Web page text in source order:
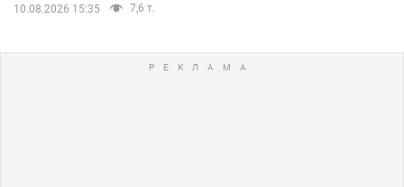
10.08.2026 15:35 7,6 т.